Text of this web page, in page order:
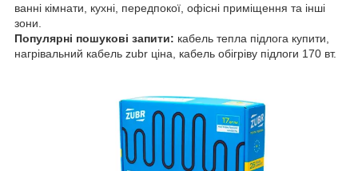
ванні кімнати, кухні, передпокої, офісні приміщення та інші
зони.
Популярні пошукові запити: кабель тепла підлога купити,
нагрівальний кабель zubr ціна, кабель обігріву підлоги 170 вт.